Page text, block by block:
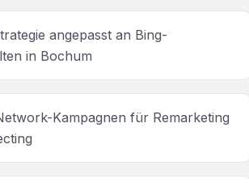
angepasst an Bing-
in Bochum
Kampagnen für Remarketing